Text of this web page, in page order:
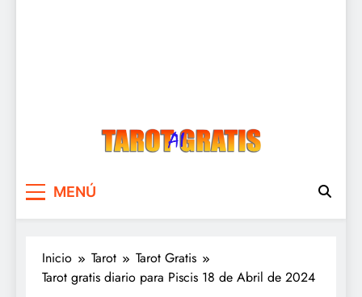
MENÚ
Inicio Tarot
Tarot Gratis
Tarot gratis diario para Piscis 18 de Abril de 2024